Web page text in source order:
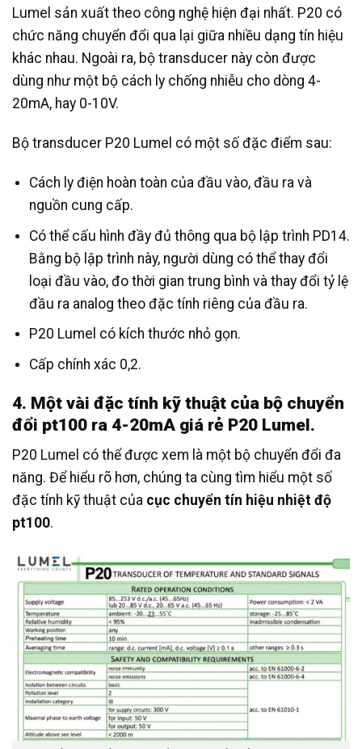
Lumel sản xuất theo công nghệ hiện đại nhất. P20 có
chức năng chuyển đổi qua lại giữa nhiều dạng tín hiệu
khác nhau. Ngoài ra, bộ transducer này còn được
dùng như một bộ cách ly chống nhiễu cho dòng 4-
20mA, hay 0-10V.
Bộ transducer P20 Lumel có một số đặc điểm sau:
Cách ly điện hoàn toàn của đầu vào, đầu ra và
nguồn cung cấp.
Có thể cấu hình đầy đủ thông qua bộ lập trình PD14.
Bằng bộ lập trình này, người dùng có thể thay đổi
loại đầu vào, đo thời gian trung bình và thay đổi tỷ lệ
đầu ra analog theo đặc tính riêng của đầu ra.
P20 Lumel có kích thước nhỏ gọn.
Cấp chính xác 0,2.
4. Một vài đặc tính kỹ thuật của bộ chuyển
đổi pt100 ra 4-20mA giá rẻ P20 Lumel.
P20 Lumel có thể được xem là một bộ chuyển đổi đa
năng. Để hiểu rõ hơn, chúng ta cùng tìm hiểu một số
đặc tính kỹ thuật của cục chuyển tín hiệu nhiệt độ
pt100.